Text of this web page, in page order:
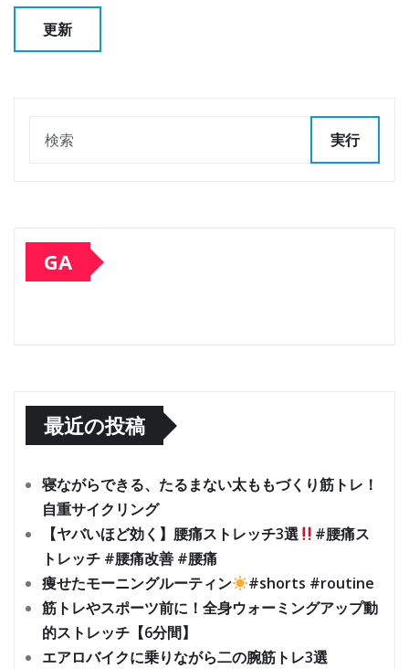
実行
GA
最近の投稿
寝ながらできる、たるまない太ももづくり筋トレ！
自重サイクリング
【ヤバいほど効く】腰痛ストレッチ3選
#腰痛ス
トレッチ #腰痛改善 #腰痛
痩せたモーニングルーティン
#shorts #routine
筋トレやスポーツ前に！全身ウォーミングアップ動
的ストレッチ【6分間】
エアロバイクに乗りながら二の腕筋トレ3選